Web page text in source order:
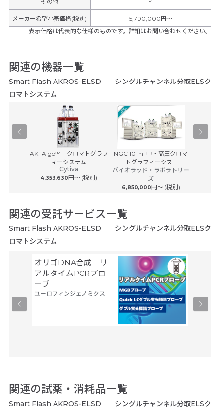
その他
メーカー希望小売価格(税別)
5,700,000円〜
表示価格は代表的な仕様のものです。詳細はお問い合わせください。
関連の機器一覧
Smart Flash AKROS-ELSD シングルチャンネル分取ELSク
ロマトシステム
ÄKTA go™ クロマトグラフ
ィーシステム
Cytiva
4,353,630円〜 (税別)
NGC 10 ml 中・高圧クロマ
トグラフィーシス...
バイオラッド・ラボラトリー
ズ
6,850,000円〜 (税別)
関連の受託サービス一覧
Smart Flash AKROS-ELSD シングルチャンネル分取ELSク
ロマトシステム
オリゴDNA合成 リ
アルタイムPCRプロ
ーブ
ユーロフィンジェノミクス
関連の試薬・消耗品一覧
Smart Flash AKROS-ELSD シングルチャンネル分取ELSク